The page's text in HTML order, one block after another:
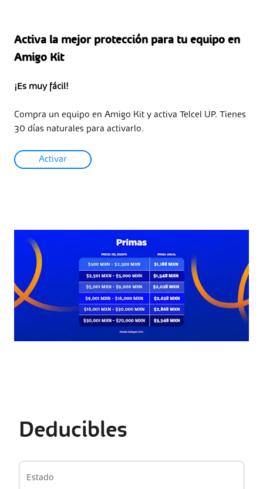
Activa la mejor protección para tu equipo en
Amigo Kit
¡Es muy fácil!
Compra un equipo en Amigo Kit y activa Telcel UP. Tienes
30 días naturales para activarlo.
Activar
Deducibles
Estado